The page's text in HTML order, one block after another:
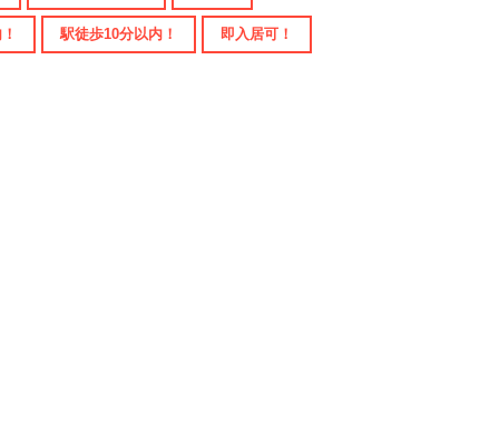
駅徒歩10分以内！ 即入居可！